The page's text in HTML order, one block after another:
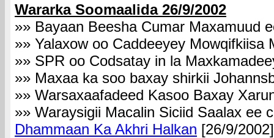
Wararka Soomaalida 26/9/2002
»» Bayaan Beesha Cumar Maxamuud
»» Yalaxow oo Caddeeyey Mowqifkiisa
»» SPR oo Codsatay in la
»» Maxaa ka soo baxay shirkii
»» Warsaxaafadeed Kasoo Baxay
»» Waraysigii Macalin Siciid Saalax ee
Dhammaan Ka Akhri Halkan [26/9/2002]